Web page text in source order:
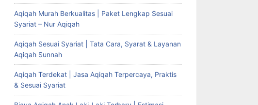
Aqiqah Murah Berkualitas | Paket Lengkap Sesuai
Syariat – Nur Aqiqah
Aqiqah Sesuai Syariat | Tata Cara, Syarat & Layanan
Aqiqah Sunnah
Aqiqah Terdekat | Jasa Aqiqah Terpercaya, Praktis
& Sesuai Syariat